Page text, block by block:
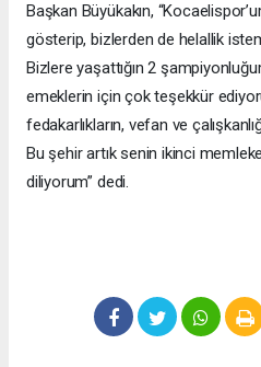
Başkan Büyükakın,
gösterip, bizlerden de helallik
Bizlere yaşattığın 2
emeklerin için çok teşekkür
fedakarlıkların, vefan ve
Bu şehir artık senin ikinci
diliyorum” dedi.